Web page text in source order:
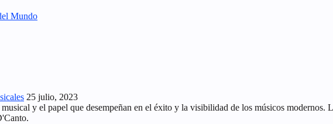
Mundo
25 julio, 2023
y el papel que desempeñan en el éxito y la visibilidad de los músicos modernos.